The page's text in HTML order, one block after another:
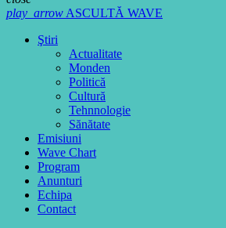
play_arrowASCULTĂ WAVE
Ştiri
Actualitate
Monden
Politică
Cultură
Tehnnologie
Sănătate
Emisiuni
Wave Chart
Program
Anunturi
Echipa
Contact